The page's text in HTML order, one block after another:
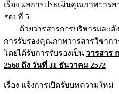
เรื่อง ผลการประเมินคุณภาพวาร
รอบที่ 5
ด้วยวารสารการบริหารและสั
การรับรองคุณภาพวารสารวิชาก
โดยได้รับการรับรองเป็น วารสาร
2568 ถึง วันที่ 31 ธันวาคม 2572
เรื่อง แจ้งการเปิดรับบทความใหม่